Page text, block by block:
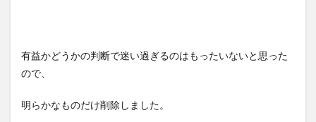
有益かどうかの判断で迷い過ぎるのはもったいないと思った
ので、
明らかなものだけ削除しました。